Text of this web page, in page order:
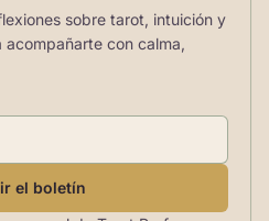
sobre tarot, intuición y
con calma,
el boletín